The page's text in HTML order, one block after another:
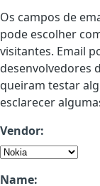
Os campos de
pode escolher
visitantes. Email
desenvolvedores
queiram testar
esclarecer
Vendor:
Name: